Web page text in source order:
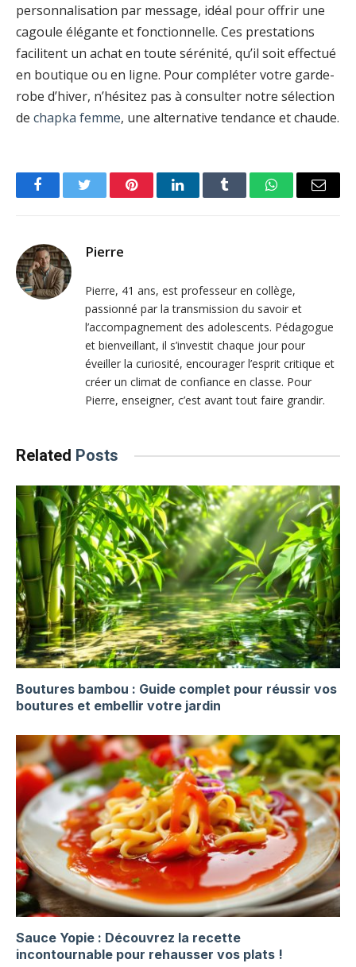
personnalisation par message, idéal pour offrir une
cagoule élégante et fonctionnelle. Ces prestations
facilitent un achat en toute sérénité, qu’il soit effectué
en boutique ou en ligne. Pour compléter votre garde-
robe d’hiver, n’hésitez pas à consulter notre sélection
de chapka femme, une alternative tendance et chaude.
FacebookTwitter PinterestLinkedInTumblr WhatsAppEmail
Pierre
Pierre, 41 ans, est professeur en collège,
passionné par la transmission du savoir et
l’accompagnement des adolescents. Pédagogue
et bienveillant, il s’investit chaque jour pour
éveiller la curiosité, encourager l’esprit critique et
créer un climat de confiance en classe. Pour
Pierre, enseigner, c’est avant tout faire grandir.
Related Posts
Boutures bambou : Guide complet pour réussir vos
boutures et embellir votre jardin
Sauce Yopie : Découvrez la recette
incontournable pour rehausser vos plats !